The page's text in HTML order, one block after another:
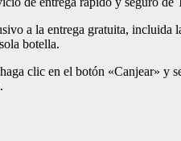
a la entrega gratuita,
botella.
clic en el botón «Canjear»